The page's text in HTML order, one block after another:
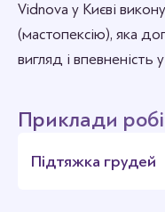
Vidnova у Києві
(мастопексію), яка
вигляд і впевненість
Приклади
Підтяжка грудей